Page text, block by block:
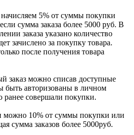
5% от суммы покупки
сумма заказа более 5000 руб. В
заказа указано количество
зачислено за покупку товара.
после получения товара
заказ можно списав доступные
авторизованы в личном
ранее совершали покупки.
можно 10% от суммы покупки или
сумма заказов более 5000руб.